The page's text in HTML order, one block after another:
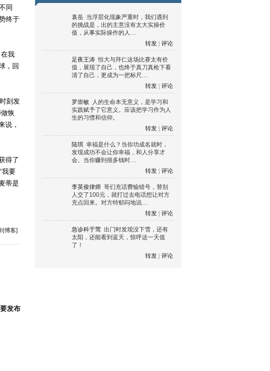
同
终于
我
，回
刻发
恢
说，
得了
我要
蒂是
博客]
发布
袁岳 当浮层化现象严重时，我们遇到
的挑战是，出的主意没有太大实操价
值，从事实际操作的人…
转发
评论
足夜王涛 恒大与拜仁这场比赛太有价
值，展现了自己，也终于真刀真枪下看
清了自己，更成为一把标尺…
转发
评论
罗崇敏 人的生命本无意义，是学习和
实践赋予了它意义。应该把学习作为人
生的习惯和信仰。
转发
评论
陆琪 幸福是什么？当你功成名就时，
发现成功不会让你幸福，和人分享才
会。当你赚到很多钱时…
转发
评论
李英俊律师 哥们充话费输错号，替别
人交了100元，就打过去电话想让对方
充点回来。对方特郁闷地说…
转发
评论
急诊科于莺 出门时发现没下雪，还有
太阳，还能看到蓝天，惊呼这一天值
了！
转发
评论